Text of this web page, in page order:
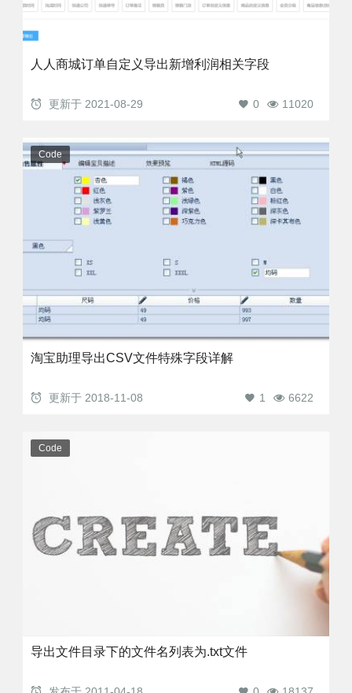
人人商城订单自定义导出新增利润相关字段
更新于 2021-08-29 11020
0
Code
淘宝助理导出CSV文件特殊字段详解
更新于 2018-11-08 6622
1
Code
导出文件目录下的文件名列表为.txt文件